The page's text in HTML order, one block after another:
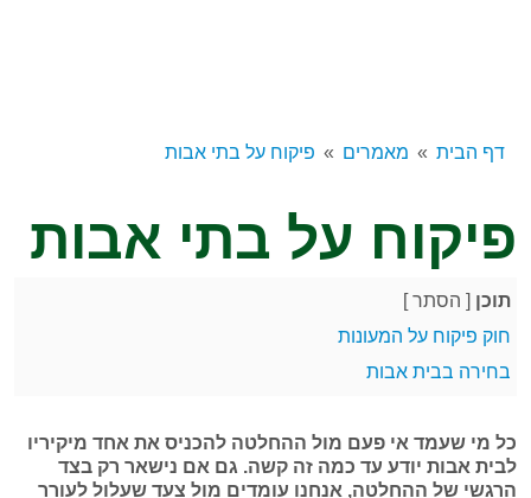
דף הבית מאמרים פיקוח על בתי אבות
פיקוח על בתי אבות
תוכן [ הסתר]
חוק פיקוח על המעונות
בחירה בבית אבות
כל מי שעמד אי פעם מול ההחלטה להכניס את אחד מיקיריו
לבית אבות יודע עד כמה זה קשה. גם אם נישאר רק בצד
הרגשי של ההחלטה, אנחנו עומדים מול צעד שעלול לעורר